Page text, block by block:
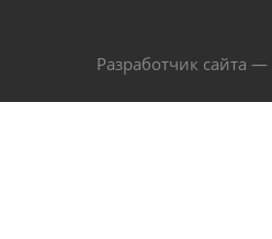
Разработчик сайта —